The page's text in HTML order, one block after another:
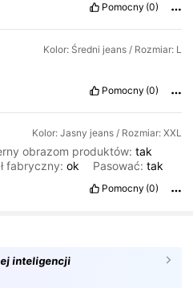
Pomocny (0)
Kolor: Średni jeans / Rozmiar: L
Pomocny (0)
Kolor: Jasny jeans / Rozmiar: XXL
obrazom produktów:tak
fabryczny:ok Pasować: tak
Pomocny (0)
inteligencji